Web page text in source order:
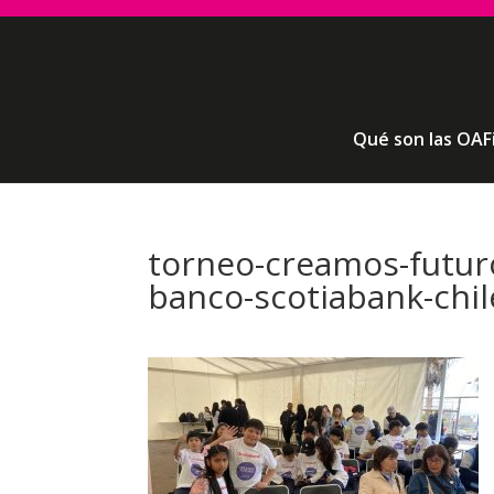
Qué son las
torneo-creamos-
banco-scotiabank-